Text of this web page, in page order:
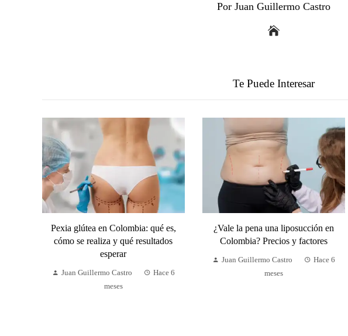
Por Juan Guillermo Castro
Te Puede Interesar
Pexia glútea en Colombia: qué es,
cómo se realiza y qué resultados
esperar
Juan Guillermo Castro
Hace 6
meses
¿Vale la pena una liposucción en
Colombia? Precios y factores
Juan Guillermo Castro
Hace 6
meses